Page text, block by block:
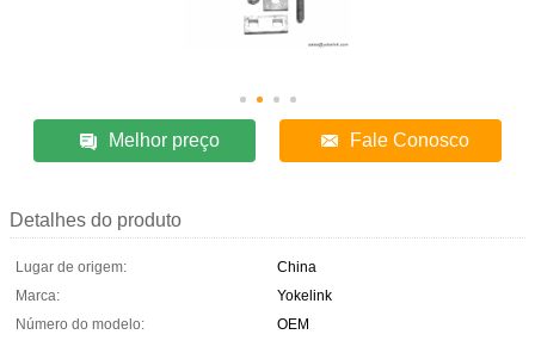
Melhor preço Fale Conosco
Detalhes do produto
Lugar de origem:
China
Marca:
Yokelink
Número do modelo:
OEM